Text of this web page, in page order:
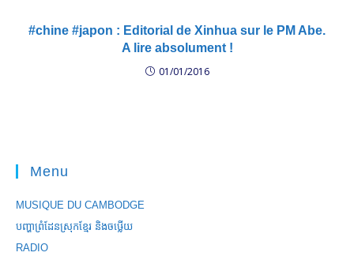
#chine #japon : Editorial de Xinhua sur le PM Abe.
A lire absolument !
01/01/2016
Menu
MUSIQUE DU CAMBODGE
បញ្ហាព្រំដែនស្រុកខ្មែរ និងចឞ្លើយ
RADIO